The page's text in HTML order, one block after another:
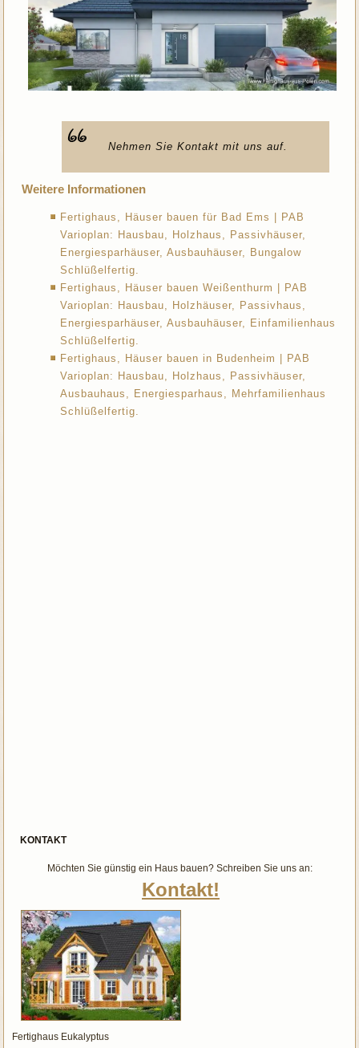
Nehmen Sie Kontakt mit uns auf.
Weitere Informationen
Fertighaus, Häuser bauen für Bad Ems | PAB
Varioplan: Hausbau, Holzhaus, Passivhäuser,
Energiesparhäuser, Ausbauhäuser, Bungalow
Schlüßelfertig.
Fertighaus, Häuser bauen Weißenthurm | PAB
Varioplan: Hausbau, Holzhäuser, Passivhaus,
Energiesparhäuser, Ausbauhäuser, Einfamilienhaus
Schlüßelfertig.
Fertighaus, Häuser bauen in Budenheim | PAB
Varioplan: Hausbau, Holzhaus, Passivhäuser,
Ausbauhaus, Energiesparhaus, Mehrfamilienhaus
Schlüßelfertig.
KONTAKT
Möchten Sie günstig ein Haus bauen? Schreiben Sie uns an:
Kontakt!
Fertighaus Eukalyptus